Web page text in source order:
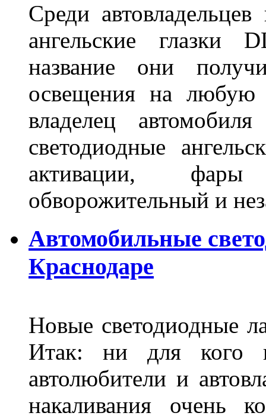
Среди
ангельские глазки
название они
освещения на любую
владелец
светодиодные
активации, фары
обворожительный и
Автомобильные
Краснодаре
Новые светодиодные
Итак: ни для кого
автолюбители и
накаливания очень